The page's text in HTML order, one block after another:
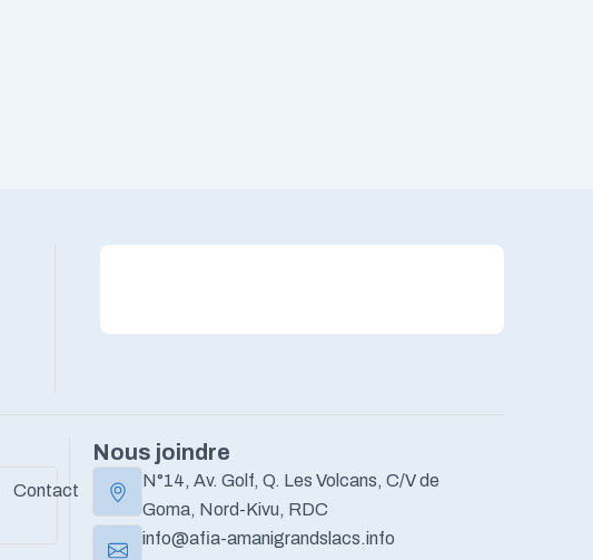
Contact
Nous joindre
N°14, Av. Golf, Q. Les Volcans, C/V de
Goma, Nord-Kivu, RDC
info@afia-amanigrandslacs.info